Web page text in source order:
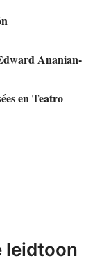
Ananian-
en Teatro
leidtoon